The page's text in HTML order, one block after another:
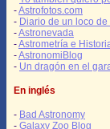
-Astrofotos.com
- Diario de un loco
-Astronevada
-Astrometría e
-AstronomiBlog
- Un dragón en el
En inglés
- Bad Astronomy
- Galaxy Zoo Blog